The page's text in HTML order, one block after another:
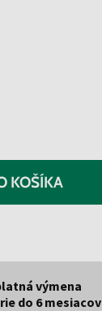
KOŠÍKA
výmena
do 6 mesiacov